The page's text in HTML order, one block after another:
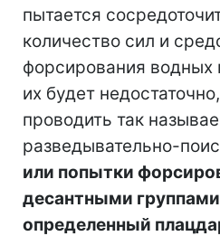
пытается
количество сил и
форсирования водных
их будет
проводить так
разведывательно-
или попытки
десантными
определенный